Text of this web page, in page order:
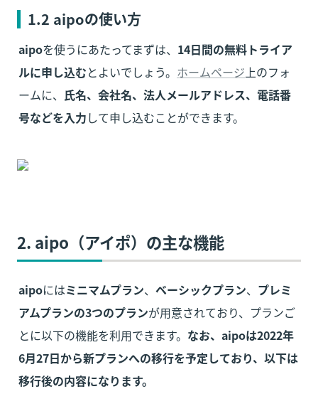
1.2 aipoの使い方
aipoを使うにあたってまずは、 14日間の無料トライア
ルに申し込むとよいでしょう。 ホームページ上のフォ
ームに、 氏名、会社名、法人メールアドレス、電話番
号などを入力して申し込むことができます。
2. aipo（アイポ） の主な機能
aipoにはミニマムプラン、 ベーシックプラン、 プレミ
アムプランの3つのプランが用意されており、プランご
とに以下の機能を利用できます。 なお、aipoは2022年
6月27日から新プランへの移行を予定しており、以下は
移行後の内容になります。